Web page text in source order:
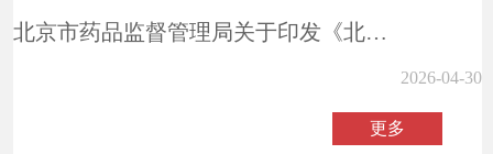
北京市药品监督管理局关于印发《北京市医疗器械出口销售证明管理规定实施细...
2026-04-30
更多